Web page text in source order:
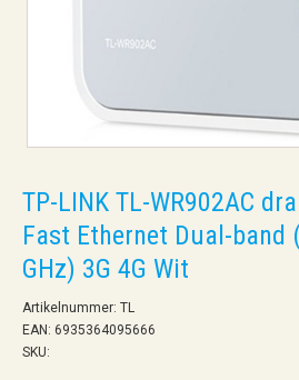
TP-LINK TL-WR902AC
Fast Ethernet Dual-band
GHz) 3G 4G Wit
Artikelnummer: TL
EAN: 6935364095666
SKU: